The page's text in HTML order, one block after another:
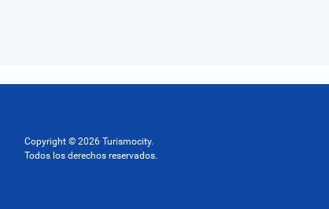
Copyright © 2026 Turismocity.
Todos los derechos reservados.